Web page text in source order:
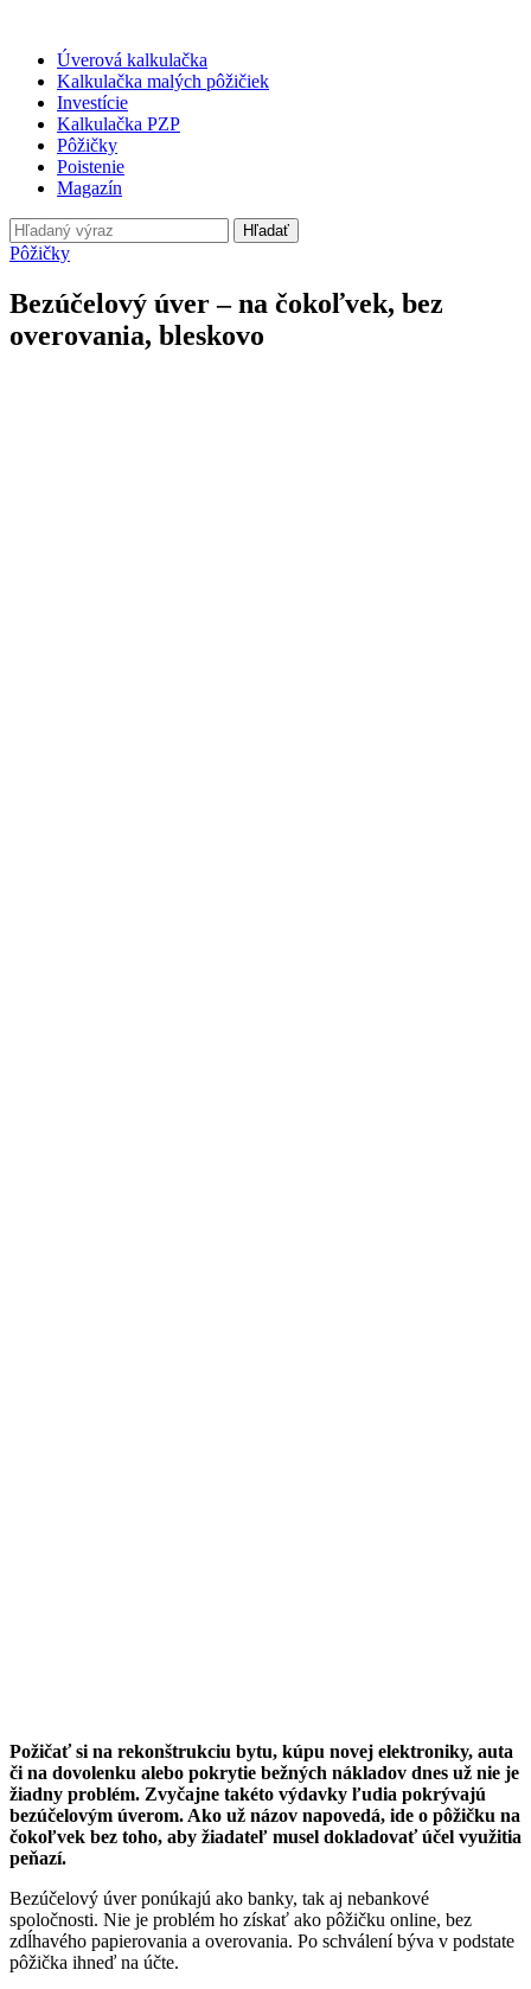
Úverová kalkulačka
Kalkulačka malých pôžičiek
Investície
Kalkulačka PZP
Pôžičky
Poistenie
Magazín
Hľadať
Pôžičky
Bezúčelový úver – na čokoľvek, bez
overovania, bleskovo
Požičať si na rekonštrukciu bytu, kúpu novej elektroniky, auta
či na dovolenku alebo pokrytie bežných nákladov dnes už nie je
žiadny problém. Zvyčajne takéto výdavky ľudia pokrývajú
bezúčelovým úverom. Ako už názov napovedá, ide o pôžičku na
čokoľvek bez toho, aby žiadateľ musel dokladovať účel využitia
peňazí.
Bezúčelový úver ponúkajú ako banky, tak aj nebankové
spoločnosti. Nie je problém ho získať ako pôžičku online, bez
zdĺhavého papierovania a overovania. Po schválení býva v podstate
pôžička ihneď na účte.